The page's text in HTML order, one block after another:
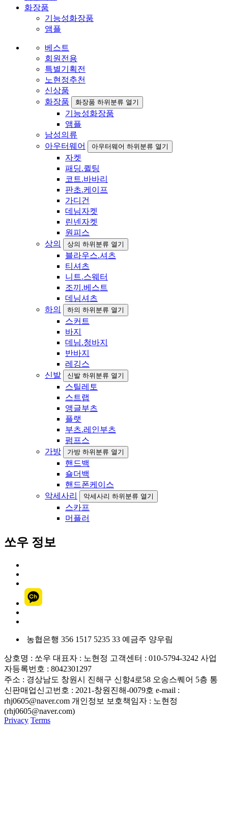
화장품
기능성화장품
앰플
베스트
회원전용
특별기획전
노현정추천
신상품
화장품
화장품 하위분류 열기
기능성화장품
앰플
남성의류
아우터웨어
아우터웨어 하위분류 열기
자켓
패딩.퀼팅
코트.바바리
판초.케이프
가디건
데님자켓
린넨자켓
원피스
상의
상의 하위분류 열기
블라우스.셔츠
티셔츠
니트.스웨터
조끼.베스트
데님셔츠
하의
하의 하위분류 열기
스커트
바지
데님.청바지
반바지
레깅스
신발
신발 하위분류 열기
스틸레토
스트랩
앵글부츠
플랫
부츠.레인부츠
펌프스
가방
가방 하위분류 열기
핸드백
숄더백
핸드폰케이스
악세사리
악세사리 하위분류 열기
스카프
머플러
쏘우 정보
농협은행 356 1517 5235 33 예금주 양우림
상호명 : 쏘우 대표자 : 노현정 고객센터 : 010-5794-3242 사업
자등록번호 : 8042301297
주소 : 경상남도 창원시 진해구 신항4로58 오송스퀘어 5층 통
신판매업신고번호 : 2021-창원진해-0079호 e-mail :
rhj0605@naver.com 개인정보 보호책임자 : 노현정
(rhj0605@naver.com)
Privacy Terms